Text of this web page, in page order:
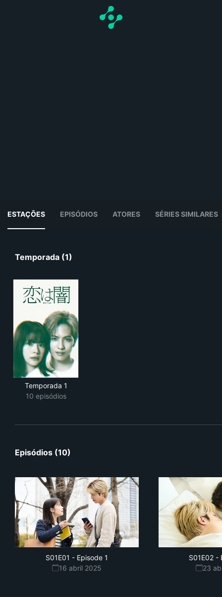
ESTAÇÕES EPISÓDIOS ATORES SÉRIES SIMILARES
Temporada (1)
Temporada 1
10 episódios
Episódios (10)
S01E01 - Episode 1
16 abril 2025
S01E02 -
23